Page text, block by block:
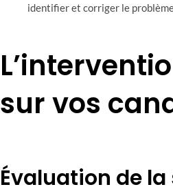
identifier et corriger le problème
sur vos
Évaluation de